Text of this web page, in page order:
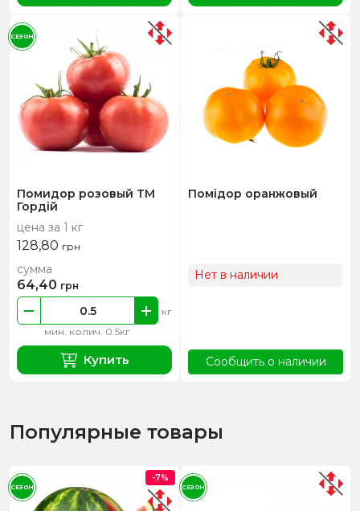
Помидор розовый ТМ
Гордій
цена за 1 кг
128,80 грн
мин. колич. 0.5кг
кг
сумма
64,40 грн
Купить
СЕЗОН
Помідор оранжовый
Нет в наличии
Сообщить о наличии
Популярные товары
-7%
СЕЗОН СЕЗОН